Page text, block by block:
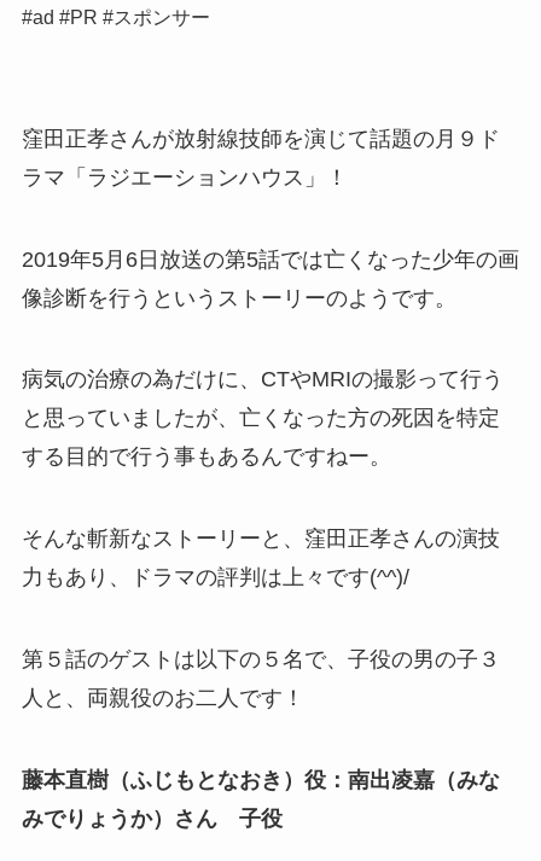
#ad #PR #スポンサー
窪田正孝さんが放射線技師を演じて話題の月９ド
ラマ「ラジエーションハウス」！
2019年5月6日放送の第5話では亡くなった少年の画
像診断を行うというストーリーのようです。
病気の治療の為だけに、CTやMRIの撮影って行う
と思っていましたが、亡くなった方の死因を特定
する目的で行う事もあるんですねー。
そんな斬新なストーリーと、窪田正孝さんの演技
力もあり、ドラマの評判は上々です(^^)/
第５話のゲストは以下の５名で、子役の男の子３
人と、両親役のお二人です！
藤本直樹（ふじもとなおき）役：南出凌嘉（みな
みでりょうか）さん 子役